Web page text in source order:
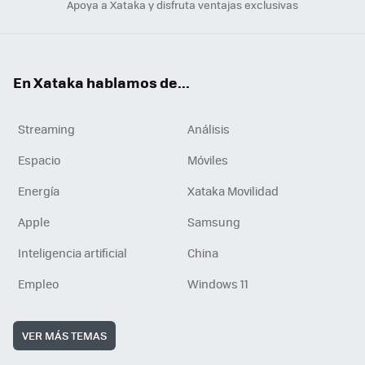
Apoya a Xataka y disfruta ventajas exclusivas
En Xataka hablamos de...
Streaming
Análisis
Espacio
Móviles
Energía
Xataka Movilidad
Apple
Samsung
Inteligencia artificial
China
Empleo
Windows 11
VER MÁS TEMAS